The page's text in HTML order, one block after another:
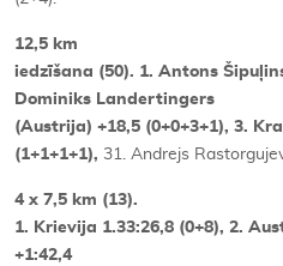
12,5 km
iedzīšana (50). 1. Antons
Dominiks Landertingers
(Austrija) +18,5 (0+0+3+1), 3.
(1+1+1+1), 31. Andrejs
4 x 7,5 km (13).
1. Krievija 1.33:26,8 (0+8), 2.
+1:42,4